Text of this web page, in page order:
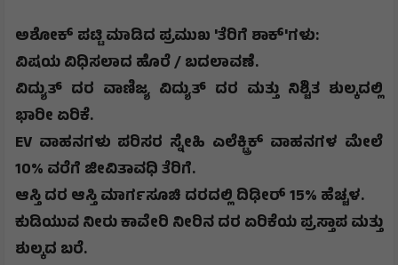
​ಅಶೋಕ್ ಪಟ್ಟಿ ಮಾಡಿದ ಪ್ರಮುಖ 'ತೆರಿಗೆ ಶಾಕ್'ಗಳು:
ವಿಷಯ ವಿಧಿಸಲಾದ ಹೊರೆ / ಬದಲಾವಣೆ.
ವಿದ್ಯುತ್ ದರ ವಾಣಿಜ್ಯ ವಿದ್ಯುತ್ ದರ ಮತ್ತು ನಿಶ್ಚಿತ ಶುಲ್ಕದಲ್ಲಿ
ಭಾರೀ ಏರಿಕೆ.
EV ವಾಹನಗಳು ಪರಿಸರ ಸ್ನೇಹಿ ಎಲೆಕ್ಟ್ರಿಕ್ ವಾಹನಗಳ ಮೇಲೆ
10% ವರೆಗೆ ಜೀವಿತಾವಧಿ ತೆರಿಗೆ.
ಆಸ್ತಿ ದರ ಆಸ್ತಿ ಮಾರ್ಗಸೂಚಿ ದರದಲ್ಲಿ ದಿಢೀರ್15% ಹೆಚ್ಚಳ.
ಕುಡಿಯುವ ನೀರು ಕಾವೇರಿ ನೀರಿನ ದರ ಏರಿಕೆಯ ಪ್ರಸ್ತಾಪ ಮತ್ತು
ಶುಲ್ಕದ ಬರೆ.